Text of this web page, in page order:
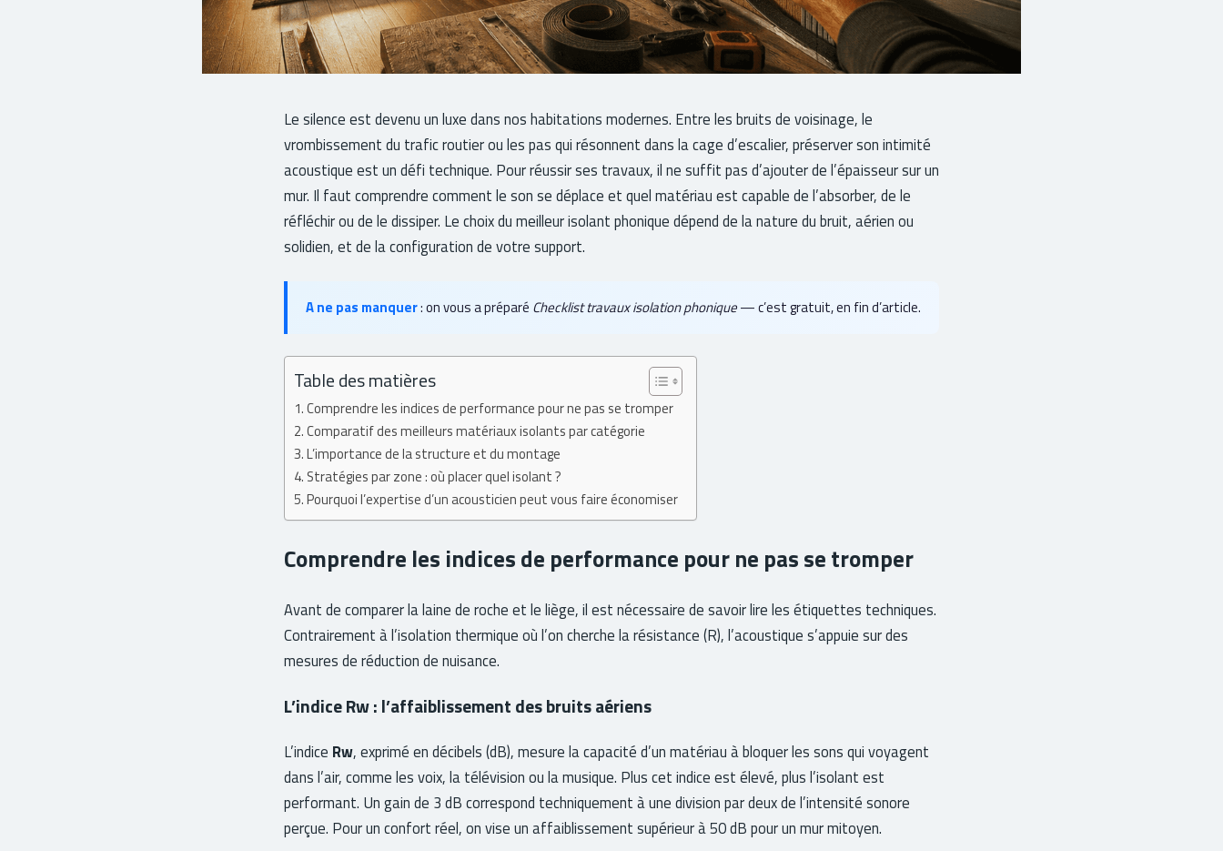
Le silence est devenu un luxe dans nos habitations modernes. Entre les bruits de voisinage, le
vrombissement du trafic routier ou les pas qui résonnent dans la cage d’escalier, préserver son intimité
acoustique est un défi technique. Pour réussir ses travaux, il ne suffit pas d’ajouter de l’épaisseur sur un
mur. Il faut comprendre comment le son se déplace et quel matériau est capable de l’absorber, de le
réfléchir ou de le dissiper. Le choix du meilleur isolant phonique dépend de la nature du bruit, aérien ou
solidien, et de la configuration de votre support.
A ne pas manquer: on vous a préparé Checklist travaux isolation phonique— c’est gratuit, en fin d’article.
Table des matières
Comprendre les indices de performance pour ne pas se tromper
Comparatif des meilleurs matériaux isolants par catégorie
L’importance de la structure et du montage
Stratégies par zone : où placer quel isolant ?
Pourquoi l’expertise d’un acousticien peut vous faire économiser
Comprendre les indices de performance pour ne pas se tromper
Avant de comparer la laine de roche et le liège, il est nécessaire de savoir lire les étiquettes techniques.
Contrairement à l’isolation thermique où l’on cherche la résistance (R), l’acoustique s’appuie sur des
mesures de réduction de nuisance.
L’indice Rw : l’affaiblissement des bruits aériens
L’indice Rw, exprimé en décibels (dB), mesure la capacité d’un matériau à bloquer les sons qui voyagent
dans l’air, comme les voix, la télévision ou la musique. Plus cet indice est élevé, plus l’isolant est
performant. Un gain de 3 dB correspond techniquement à une division par deux de l’intensité sonore
perçue. Pour un confort réel, on vise un affaiblissement supérieur à 50 dB pour un mur mitoyen.